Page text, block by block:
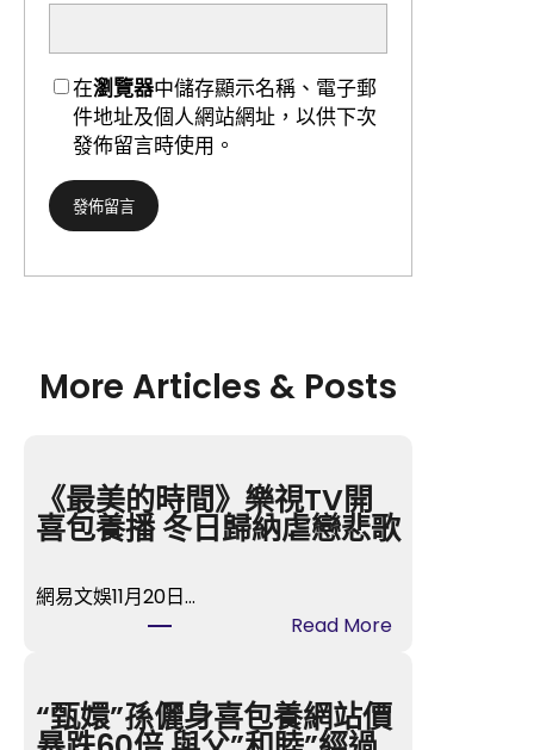
在瀏覽器中儲存顯示名稱、電子郵
件地址及個人網站網址，以供下次
發佈留言時使用。
More Articles & Posts
《最美的時間》樂視TV開
喜包養播 冬日歸納虐戀悲歌
網易文娛11月20日…
Read More:
美
的
“甄嬛”孫儷身喜包養網站價